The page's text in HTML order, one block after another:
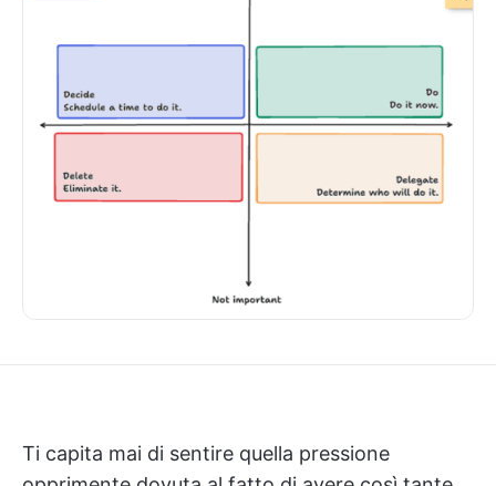
Ti capita mai di sentire quella pressione